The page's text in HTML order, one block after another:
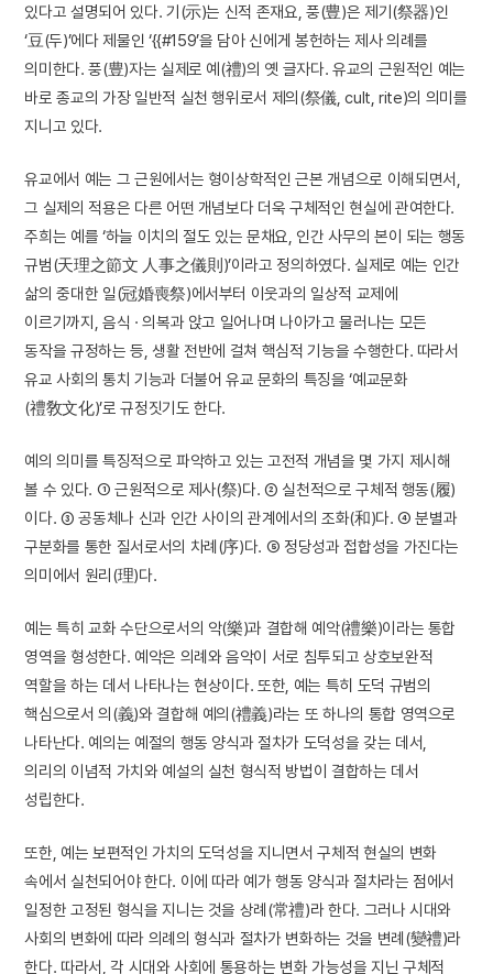
있다고 설명되어 있다. 기(示)는 신적 존재요, 풍(豊)은 제기(祭器)인
‘豆(두)’에다 제물인 ‘{{#159’을 담아 신에게 봉헌하는 제사 의례를
의미한다. 풍(豊)자는 실제로 예(禮)의 옛 글자다. 유교의 근원적인 예는
바로 종교의 가장 일반적 실천 행위로서 제의(祭儀, cult, rite)의 의미를
지니고 있다.
유교에서 예는 그 근원에서는 형이상학적인 근본 개념으로 이해되면서,
그 실제의 적용은 다른 어떤 개념보다 더욱 구체적인 현실에 관여한다.
주희는 예를 ‘하늘 이치의 절도 있는 문채요, 인간 사무의 본이 되는 행동
규범(天理之節文 人事之儀則)’이라고 정의하였다. 실제로 예는 인간
삶의 중대한 일(冠婚喪祭)에서부터 이웃과의 일상적 교제에
이르기까지, 음식 · 의복과 앉고 일어나며 나아가고 물러나는 모든
동작을 규정하는 등, 생활 전반에 걸쳐 핵심적 기능을 수행한다. 따라서
유교 사회의 통치 기능과 더불어 유교 문화의 특징을 ‘예교문화
(禮敎文化)’로 규정짓기도 한다.
예의 의미를 특징적으로 파악하고 있는 고전적 개념을 몇 가지 제시해
볼 수 있다. ① 근원적으로 제사(祭)다. ② 실천적으로 구체적 행동(履)
이다. ③ 공동체나 신과 인간 사이의 관계에서의 조화(和)다. ④ 분별과
구분화를 통한 질서로서의 차례(序)다. ⑤ 정당성과 접합성을 가진다는
의미에서 원리(理)다.
예는 특히 교화 수단으로서의 악(樂)과 결합해 예악(禮樂)이라는 통합
영역을 형성한다. 예악은 의례와 음악이 서로 침투되고 상호보완적
역할을 하는 데서 나타나는 현상이다. 또한, 예는 특히 도덕 규범의
핵심으로서 의(義)와 결합해 예의(禮義)라는 또 하나의 통합 영역으로
나타난다. 예의는 예절의 행동 양식과 절차가 도덕성을 갖는 데서,
의리의 이념적 가치와 예설의 실천 형식적 방법이 결합하는 데서
성립한다.
또한, 예는 보편적인 가치의 도덕성을 지니면서 구체적 현실의 변화
속에서 실천되어야 한다. 이에 따라 예가 행동 양식과 절차라는 점에서
일정한 고정된 형식을 지니는 것을 상례(常禮)라 한다. 그러나 시대와
사회의 변화에 따라 의례의 형식과 절차가 변화하는 것을 변례(變禮)라
한다. 따라서, 각 시대와 사회에 통용하는 변화 가능성을 지닌 구체적